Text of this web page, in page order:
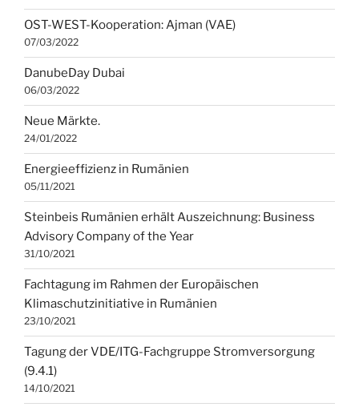
OST-WEST-Kooperation: Ajman (VAE)
07/03/2022
DanubeDay Dubai
06/03/2022
Neue Märkte.
24/01/2022
Energieeffizienz in Rumänien
05/11/2021
Steinbeis Rumänien erhält Auszeichnung: Business
Advisory Company of the Year
31/10/2021
Fachtagung im Rahmen der Europäischen
Klimaschutzinitiative in Rumänien
23/10/2021
Tagung der VDE/ITG-Fachgruppe Stromversorgung
(9.4.1)
14/10/2021